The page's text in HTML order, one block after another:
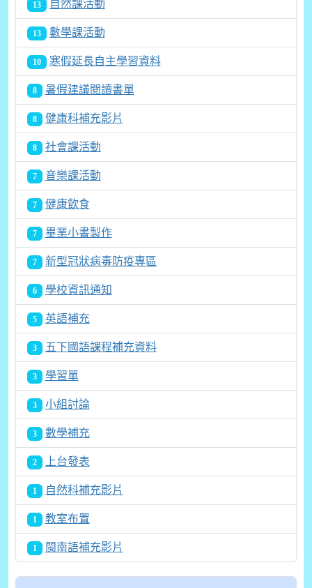
13 自然課活動
13 數學課活動
10 寒假延長自主學習資料
8 暑假建議閱讀書單
8 健康科補充影片
8 社會課活動
7 音樂課活動
7 健康飲食
7 畢業小書製作
7 新型冠狀病毒防疫專區
6 學校資訊通知
5 英語補充
3 五下國語課程補充資料
3 學習單
3 小組討論
3 數學補充
2 上台發表
1 自然科補充影片
1 教室布置
1 閩南語補充影片